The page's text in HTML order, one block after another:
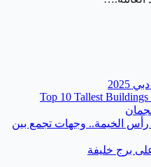
Top 10 Tallest
رأس الخيمة.. وجهات تجمع بين
برج خليفة